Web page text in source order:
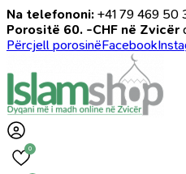
Na telefononi: +41 79 469 50
Porositë 60. -CHF në Zvicër
Përcjell porosinëFacebook
0